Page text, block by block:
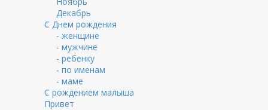
Декабрь
С Днем рождения
- женщине
- мужчине
- ребенку
- по именам
- маме
С рождением малыша
Привет